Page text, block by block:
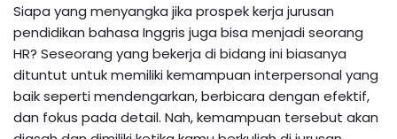
Siapa yang menyangka jika prospek kerja jurusan
pendidikan bahasa Inggris juga bisa menjadi seorang
HR? Seseorang yang bekerja di bidang ini biasanya
dituntut untuk memiliki kemampuan interpersonal yang
baik seperti mendengarkan, berbicara dengan efektif,
dan fokus pada detail. Nah, kemampuan tersebut akan